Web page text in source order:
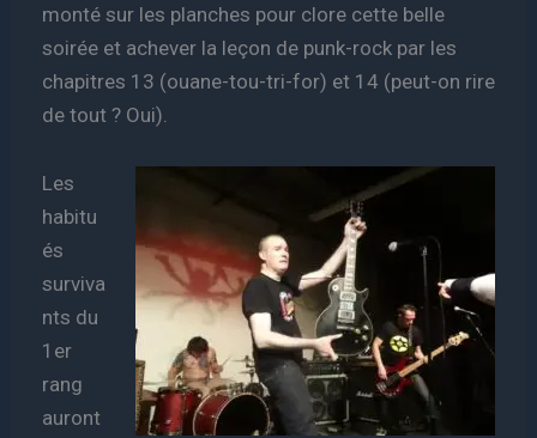
monté sur les planches pour clore cette belle
soirée et achever la leçon de punk-rock par les
chapitres 13 (ouane-tou-tri-for) et 14 (peut-on rire
de tout ? Oui).
Les
habitu
és
surviva
nts du
1er
rang
auront